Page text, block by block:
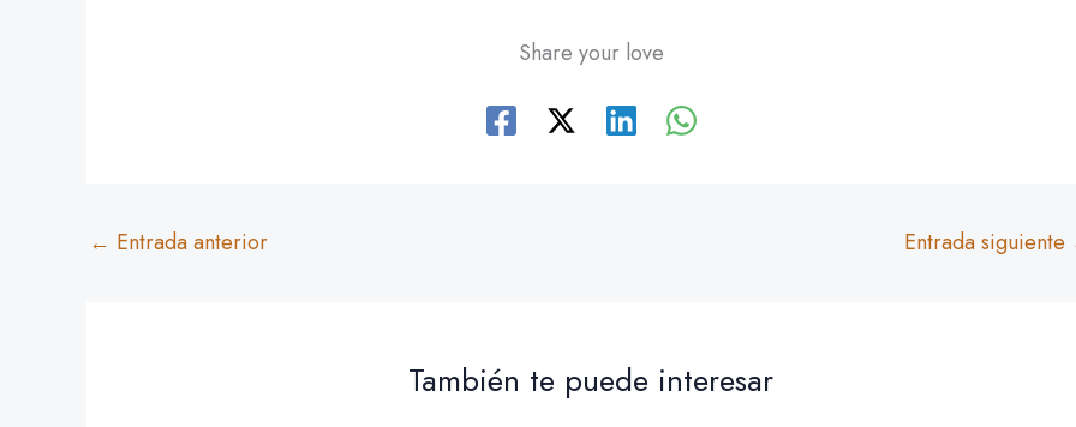
Share your love
← Entrada anterior Entrada siguiente
También te puede interesar